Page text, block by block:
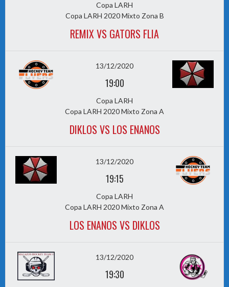
Copa LARH
Copa LARH 2020 Mixto Zona B
REMIX VS GATORS FLIA
13/12/2020
19:00
Copa LARH
Copa LARH 2020 Mixto Zona A
DIKLOS VS LOS ENANOS
13/12/2020
19:15
Copa LARH
Copa LARH 2020 Mixto Zona A
LOS ENANOS VS DIKLOS
13/12/2020
19:30